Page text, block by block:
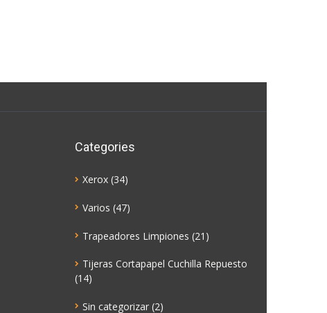
Categories
Xerox (34)
Varios (47)
Trapeadores Limpiones (21)
Tijeras Cortapapel Cuchilla Repuesto
(14)
Sin categorizar (2)